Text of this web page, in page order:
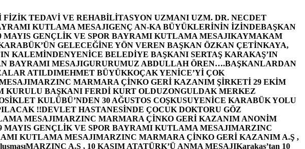
FİZİK TEDAVİ VE REHABİLİTASYON UZMANI UZM. DR. NECDET
KUTLAMA MESAJIGENÇ AN-KA BÜYÜKLERİNİN İZİNDEBAŞKAN
GENÇLİK VE SPOR BAYRAMI KUTLAMA MESAJIKAYMAKAM
GELECEĞİNE YÖN VEREN BAŞKAN ÖZKAN ÇETİNKAYA,
KALEMİNDENYENİCE BELEDİYE BAŞKANI SERTAŞ KARAKAŞ’IN
BAYRAMI MESAJIGURURUMUZ ABDULLAH ÖREN….BAŞKANLARDAN
ATILDIMEHMET BÜYÜKKOÇAK YENİCE’Yİ ÇOK
MARZINC MARMARA ÇİNKO GERİ KAZANIM ŞİRKETİ 29 EKİM
KURULU BAŞKANI FERDİ KURT OLDUZONGULDAK MERKEZ
KULÜBÜ’NDEN 30 AĞUSTOS COŞKUSUYENİCE KARABÜK YOLU
!!DEVLET HASTANESİNDE ÇOCUK DOKTORU GÖZ
MESAJIMARZINC MARMARA ÇİNKO GERİ KAZANIM ANONİM
GENÇLİK VE SPOR BAYRAMI KUTLAMA MESAJIMARZINC
KUTLAMA MESAJIMARZINC MARMARA ÇİNKO GERİ KAZANIM A.Ş ,
MARZINC A.Ş , 10 KASIM ATATÜRK’Ü ANMA MESAJIKarakaş’tan 10